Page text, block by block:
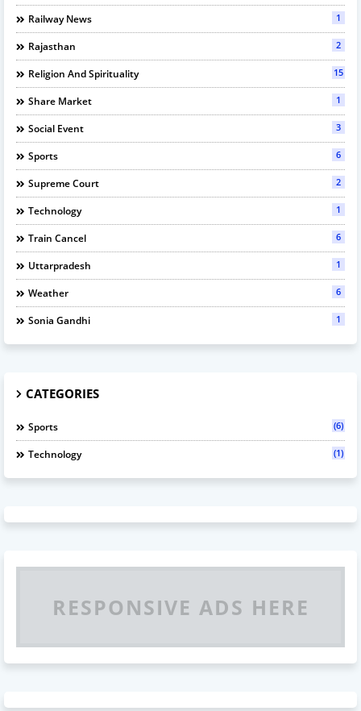
Railway News 1
Rajasthan 2
Religion And Spirituality 15
Share Market 1
Social Event 3
Sports 6
Supreme Court 2
Technology 1
Train Cancel 6
Uttarpradesh 1
Weather 6
Sonia Gandhi 1
CATEGORIES
Sports (6)
Technology (1)
RESPONSIVE ADS HERE